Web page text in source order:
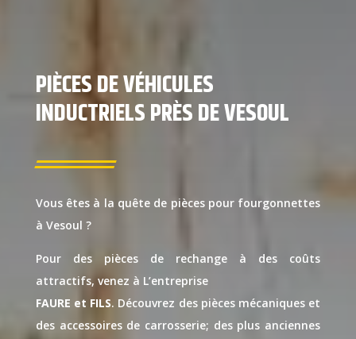
PIÈCES DE VÉHICULES
INDUCTRIELS PRÈS DE VESOUL
Vous êtes à la quête de pièces pour fourgonnettes
à Vesoul ?
Pour des pièces de rechange à des coûts
attractifs, venez à L’entreprise
FAURE et FILS. Découvrez des pièces mécaniques et
des accessoires de carrosserie; des plus anciennes